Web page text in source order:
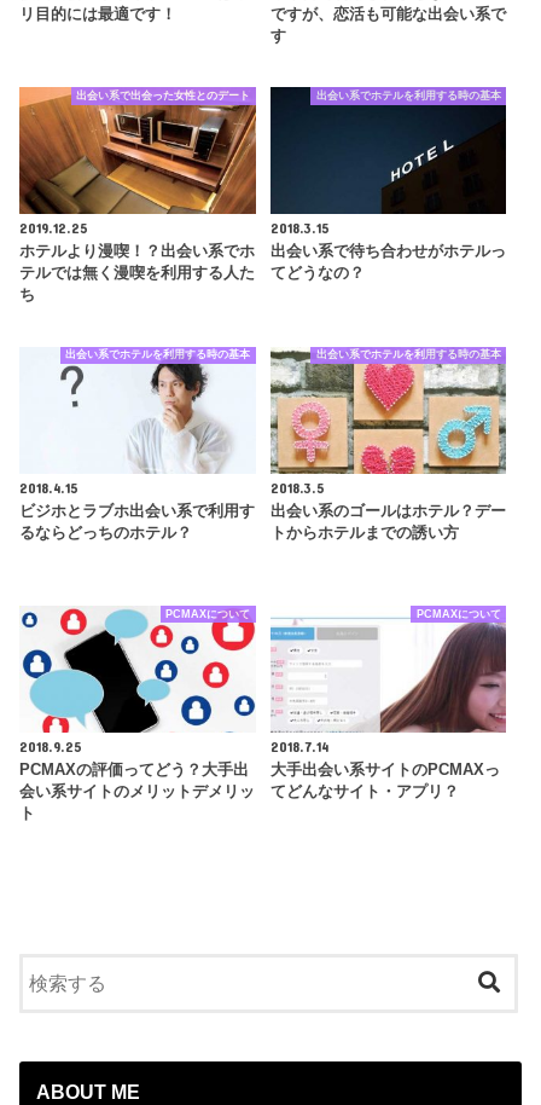
リ目的には最適です！
ですが、恋活も可能な出会い系で
す
出会い系で出会った女性とのデート
2019.12.25
ホテルより漫喫！？出会い系でホ
テルでは無く漫喫を利用する人た
ち
出会い系でホテルを利用する時の基本
2018.3.15
出会い系で待ち合わせがホテルっ
てどうなの？
出会い系でホテルを利用する時の基本
2018.4.15
ビジホとラブホ出会い系で利用す
るならどっちのホテル？
出会い系でホテルを利用する時の基本
2018.3.5
出会い系のゴールはホテル？デー
トからホテルまでの誘い方
PCMAXについて
2018.9.25
PCMAXの評価ってどう？大手出
会い系サイトのメリットデメリッ
ト
PCMAXについて
2018.7.14
大手出会い系サイトのPCMAXっ
てどんなサイト・アプリ？
ABOUT ME